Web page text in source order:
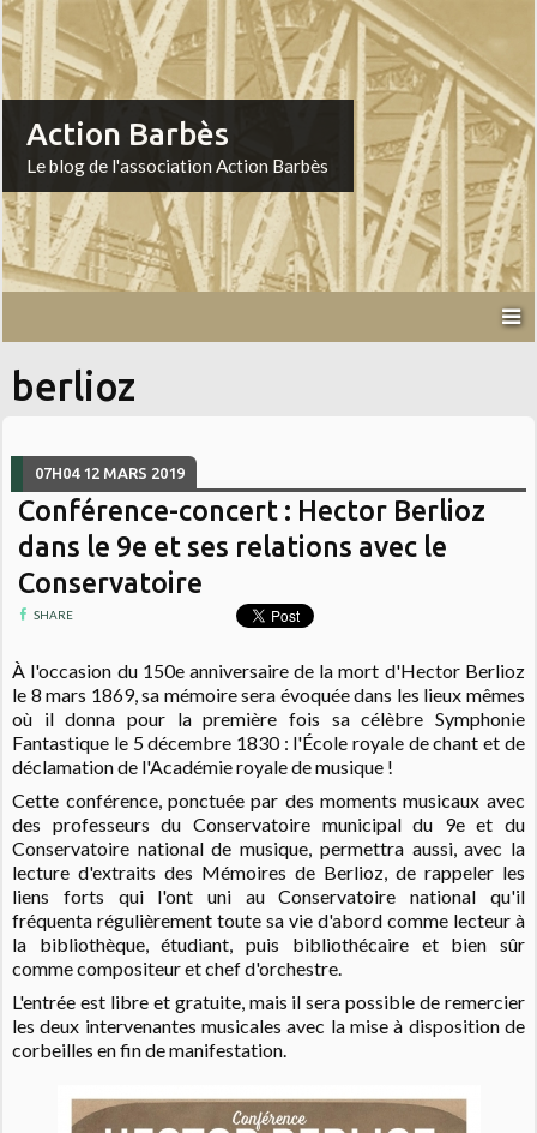
Action Barbès
Le blog de l'association Action Barbès
berlioz
07H04 12 MARS 2019
Conférence-concert : Hector Berlioz
dans le 9e et ses relations avec le
Conservatoire
SHARE
À l'occasion du 150e anniversaire de la mort d'Hector Berlioz
le 8 mars 1869, sa mémoire sera évoquée dans les lieux mêmes
où il donna pour la première fois sa célèbre Symphonie
Fantastique le 5 décembre 1830 : l'École royale de chant et de
déclamation de l'Académie royale de musique !
Cette conférence, ponctuée par des moments musicaux avec
des professeurs du Conservatoire municipal du 9e et du
Conservatoire national de musique, permettra aussi, avec la
lecture d'extraits des Mémoires de Berlioz, de rappeler les
liens forts qui l'ont uni au Conservatoire national qu'il
fréquenta régulièrement toute sa vie d'abord comme lecteur à
la bibliothèque, étudiant, puis bibliothécaire et bien sûr
comme compositeur et chef d'orchestre.
L'entrée est libre et gratuite, mais il sera possible de remercier
les deux intervenantes musicales avec la mise à disposition de
corbeilles en fin de manifestation.